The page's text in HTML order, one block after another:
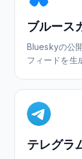
ブルース
Blueskyの公
フィードを生
テレグラ